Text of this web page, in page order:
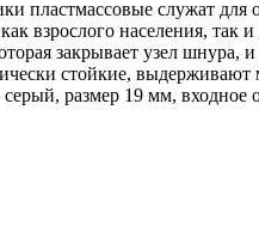
пластмассовые служат
взрослого населения, так
закрывает узел шнура,
стойкие, выдерживают
размер 19 мм, входное